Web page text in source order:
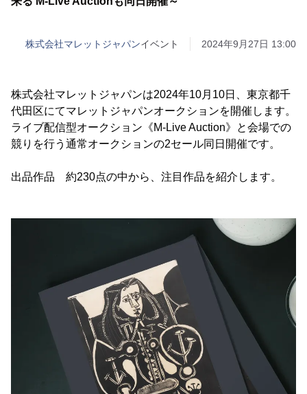
株式会社マレットジャパンイベント 2024年9月27日 13:00
株式会社マレットジャパンは2024年10月10日、東京都千
代田区にてマレットジャパンオークションを開催します。
ライブ配信型オークション《M-Live Auction》と会場での
競りを行う通常オークションの2セール同日開催です。
出品作品 約230点の中から、注目作品を紹介します。